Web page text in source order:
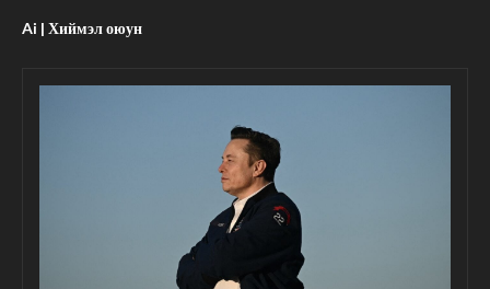
Ai | Хиймэл оюун